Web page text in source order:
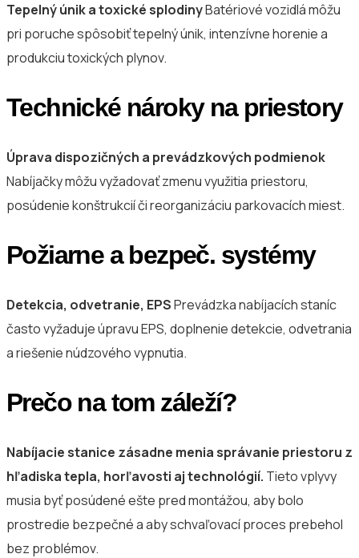
Tepelný únik a toxické splodinyBatériové vozidlá môžu
pri poruche spôsobiť tepelný únik, intenzívne horenie a
produkciu toxických plynov.
Technické nároky na priestory
Úprava dispozičných a prevádzkových podmienok
Nabíjačky môžu vyžadovať zmenu využitia priestoru,
posúdenie konštrukcií či reorganizáciu parkovacích miest.
Požiarne a bezpeč. systémy
Detekcia, odvetranie, EPSPrevádzka nabíjacích staníc
často vyžaduje úpravu EPS, doplnenie detekcie, odvetrania
a riešenie núdzového vypnutia.
Prečo na tom záleží?
Nabíjacie stanice zásadne menia správanie priestoru z
hľadiska tepla, horľavosti aj technológií. Tieto vplyvy
musia byť posúdené ešte pred montážou, aby bolo
prostredie bezpečné a aby schvaľovací proces prebehol
bez problémov.